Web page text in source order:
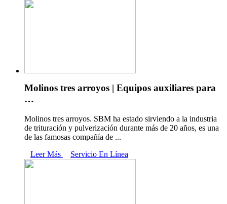
Molinos tres arroyos | Equipos auxiliares para
…
Molinos tres arroyos. SBM ha estado sirviendo a la industria
de trituración y pulverización durante más de 20 años, es una
de las famosas compañía de ...
Leer Más
Servicio En Línea